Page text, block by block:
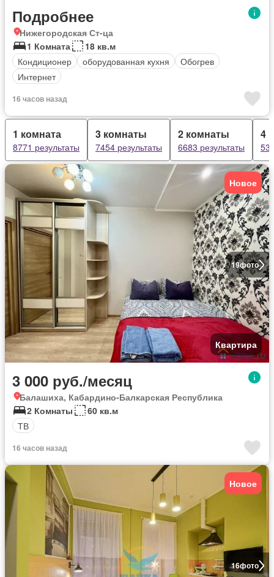
Подробнее
Нижегородская Ст-ца
1 Комната
18 кв.м
Кондиционер
оборудованная кухня
Обогрев
Интернет
16 часов назад
1 комната
8771 результаты
3 комнаты
7454 результаты
2 комнаты
6683 результаты
4
19фото
Новое
Квартира
3 000 руб./месяц
Балашиха, Кабардино-Балкарская Республика
2 Комнаты
60 кв.м
ТВ
16 часов назад
16фото
Новое